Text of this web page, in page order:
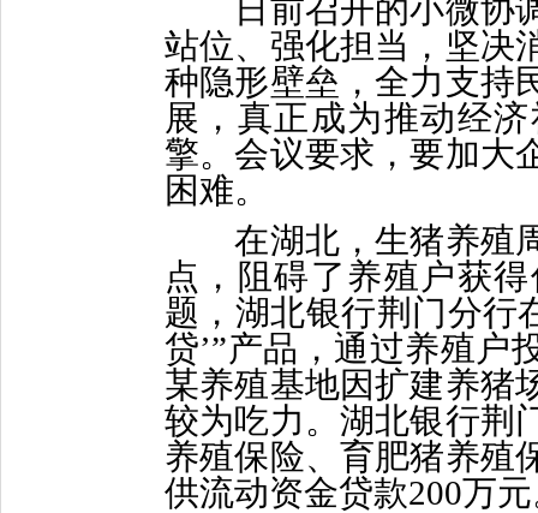
日前召开的小微协调
站位、强化担当，坚决
种隐形壁垒，全力支持
展，真正成为推动经
擎。会议要求，要加大
困难。
在湖北，生猪养殖周
点，阻碍了养殖户获
题，湖北银行荆门分行
贷’”产品，通过养殖户
某养殖基地因扩建养猪
较为吃力。湖北银行荆
养殖保险、育肥猪养殖
供流动资金贷款200万